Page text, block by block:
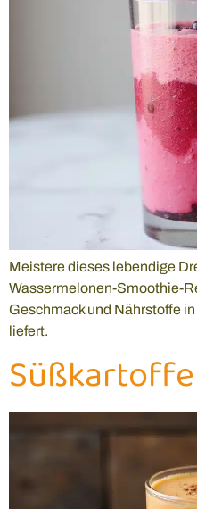
Meistere dieses lebendige
Wassermelonen-Smoothie-
Geschmack und Nährstoffe
liefert.